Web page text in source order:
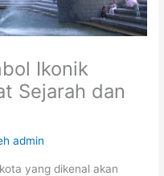
Ikonik
Sejarah dan
admin
yang dikenal akan